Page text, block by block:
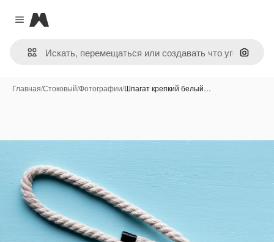
Close menu
Magnific
Поиск
Главная/Стоковый/Фотографии/Шпагат крепкий белый…